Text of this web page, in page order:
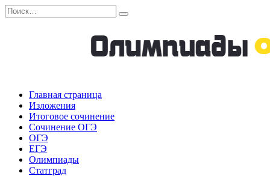
Перейти
к
Search
for:
Главная страница
Изложения
Итоговое сочинение
Сочинение ОГЭ
ОГЭ
ЕГЭ
Олимпиады
Статград